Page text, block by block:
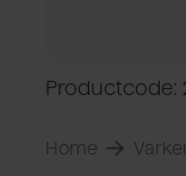
Keurmerken &
Productcode:
Home